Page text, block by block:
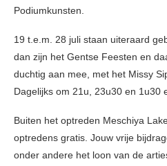
Podiumkunsten.
19 t.e.m. 28 juli staan uiteraard
dan zijn het Gentse Feesten en
duchtig aan mee, met het Missy
Dagelijks om 21u, 23u30 en 1u30
Buiten het optreden Meschiya
optredens gratis. Jouw vrije
onder andere het loon van de